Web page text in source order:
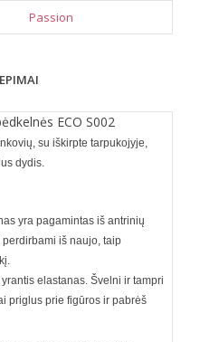
Passion
ECO S002
su iškirpte tarpukojyje,
dydis.
yra pagamintas iš antrinių
iš naujo, taip
elastanas. Švelni ir tampri
priglus prie figūros ir pabrėš